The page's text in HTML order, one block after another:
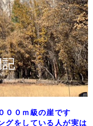
００ｍ級の崖です
グをしている人が実は